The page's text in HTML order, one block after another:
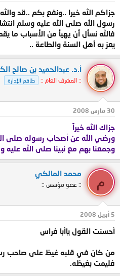
جزاكم الله خيرا ..ونفع بكم ..قد
رسول الله صلى الله عليه وسلم
فالله نسأل أن يهيأ من الأسباب ما
يعز به أهل السنة والطاعة ..
أ.د. عبدالحميد بن صالح
:: المشرف العام :: طاقم الإدارة
30 مارس 2008
جزاك الله خيراً
ورضي الله عن أصحاب رسوله صلى
وجمعنا بهم مع نبينا صلى الله عليه
م
محمد المالكي
:: عضو مؤسس ::
5 أبريل 2008
أحسنت القول ياأبا فراس
من كان في قلبه غيظ على صاحب
فليمت بغيظه.